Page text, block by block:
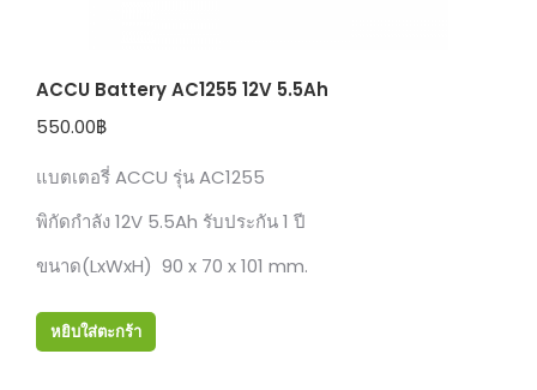
ACCU Battery AC1255 12V 5.5Ah
550.00฿
แบตเตอรี่ ACCU รุ่น AC1255
พิกัดกำลัง 12V 5.5Ah รับประกัน 1 ปี
ขนาด(LxWxH) 90 x 70 x 101 mm.
หยิบใส่ตะกร้า